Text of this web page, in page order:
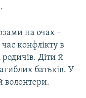
на очах –
конфлікту в
родичів. Діти й
батьків. У
волонтери.